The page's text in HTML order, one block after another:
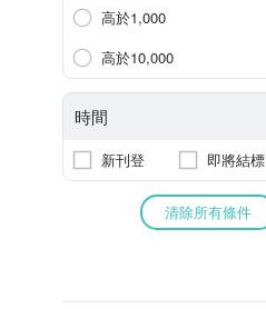
高於1,000
高於10,000
時間
新刊登 即將結標
清除所有條件